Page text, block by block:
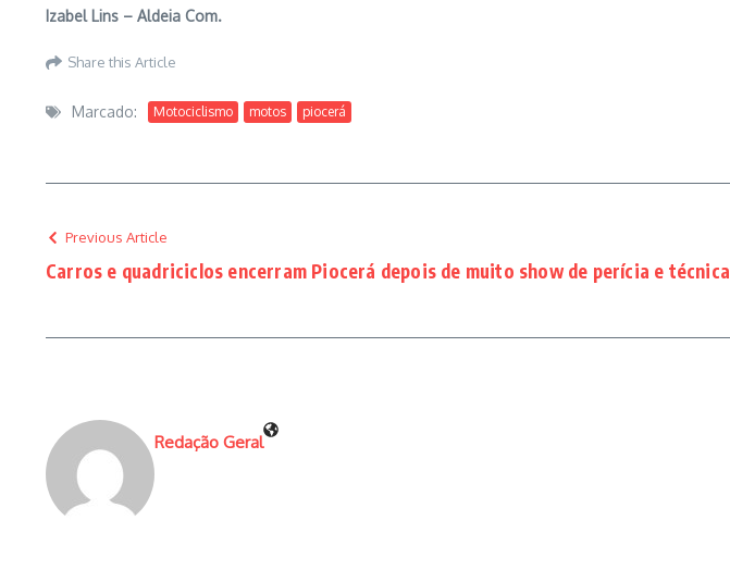
Izabel Lins – Aldeia Com.
Share this Article
Marcado: Motociclismo motos piocerá
Previous Article
Carros e quadriciclos encerram Piocerá depois de muito show de perícia e técnica
Redação Geral